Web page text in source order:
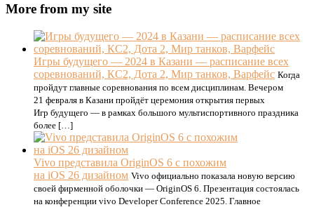
More from my site
Игры будущего — 2024 в Казани — расписание всех
соревнований, КС2, Дота 2, Мир танков, Варфейс Когда
пройдут главные соревнования по всем дисциплинам. Вечером
21 февраля в Казани пройдёт церемония открытия первых
Игр будущего — в рамках большого мультиспортивного праздника
более […]
Vivo представила OriginOS 6 с похожим
на iOS 26 дизайном Vivo официально показала новую версию
своей фирменной оболочки — OriginOS 6. Презентация состоялась
на конференции vivo Developer Conference 2025. Главное